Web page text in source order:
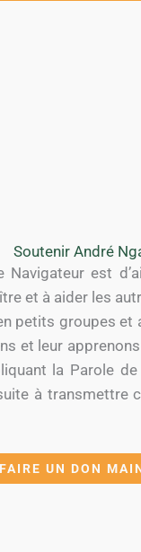
Soutenir André
Navigateur est
et à aider les
petits groupes et
et leur
la Parole
à transmettre
FAIRE UN DON